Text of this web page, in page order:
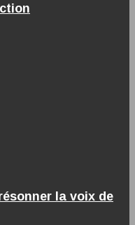
la voix de